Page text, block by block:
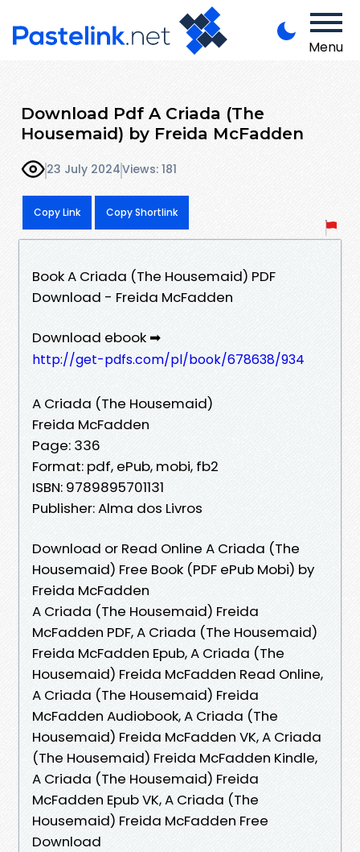
Menu
Download Pdf A Criada (The
Housemaid) by Freida McFadden
23 July 2024Views: 181
Copy Link Copy Shortlink
Book A Criada (The Housemaid) PDF
Download - Freida McFadden
Download ebook ➡
http://get-pdfs.com/pl/book/678638/934
A Criada (The Housemaid)
Freida McFadden
Page: 336
Format: pdf, ePub, mobi, fb2
ISBN: 9789895701131
Publisher: Alma dos Livros
Download or Read Online A Criada (The
Housemaid) Free Book (PDF ePub Mobi) by
Freida McFadden
A Criada (The Housemaid) Freida
McFadden PDF, A Criada (The Housemaid)
Freida McFadden Epub, A Criada (The
Housemaid) Freida McFadden Read Online,
A Criada (The Housemaid) Freida
McFadden Audiobook, A Criada (The
Housemaid) Freida McFadden VK, A Criada
(The Housemaid) Freida McFadden Kindle,
A Criada (The Housemaid) Freida
McFadden Epub VK, A Criada (The
Housemaid) Freida McFadden Free
Download